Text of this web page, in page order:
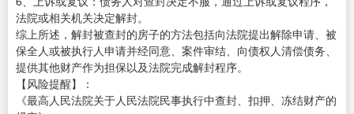
法院或相关机关决定解封。
综上所述，解封被查封的房子的方法包括向法院提出解除申请、被
保全人或被执行人申请并经同意、案件审结、向债权人清偿债务、
提供其他财产作为担保以及法院完成解封程序。
【风险提醒】：
《最高人民法院关于人民法院民事执行中查封、扣押、冻结财产的